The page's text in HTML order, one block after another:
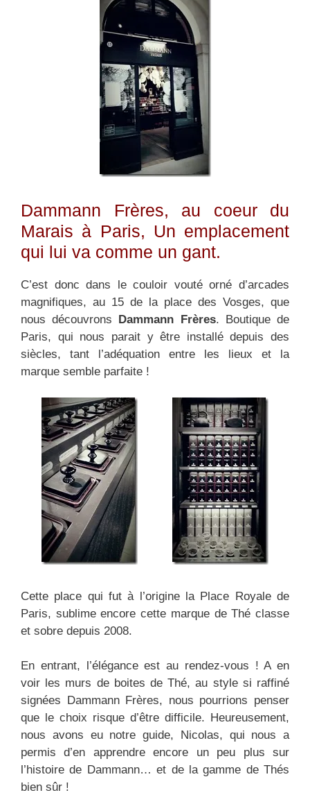
Dammann Frères, au coeur du
Marais à Paris, Un emplacement
qui lui va comme un gant.
C’est donc dans le couloir vouté orné d’arcades
magnifiques, au 15 de la place des Vosges, que
nous découvrons Dammann Frères. Boutique de
Paris, qui nous parait y être installé depuis des
siècles, tant l’adéquation entre les lieux et la
marque semble parfaite !
Cette place qui fut à l’origine la Place Royale de
Paris, sublime encore cette marque de Thé classe
et sobre depuis 2008.
En entrant, l’élégance est au rendez-vous ! A en
voir les murs de boites de Thé, au style si raffiné
signées Dammann Frères, nous pourrions penser
que le choix risque d’être difficile. Heureusement,
nous avons eu notre guide, Nicolas, qui nous a
permis d’en apprendre encore un peu plus sur
l’histoire de Dammann… et de la gamme de Thés
bien sûr !